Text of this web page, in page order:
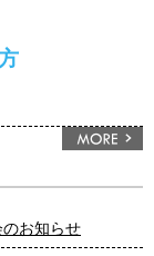
のお知らせ